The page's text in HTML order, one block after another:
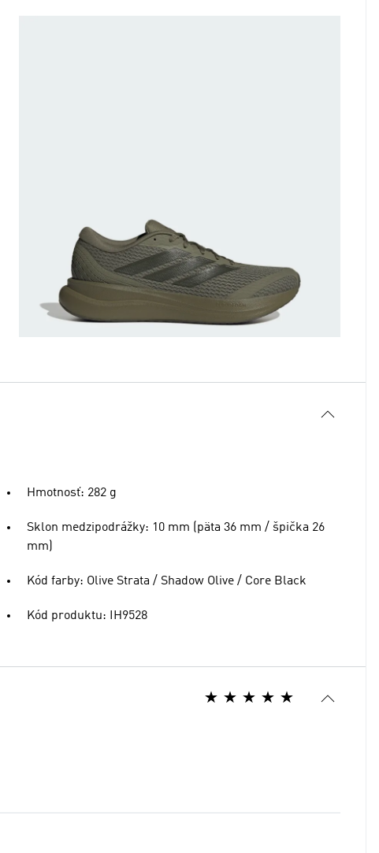
Hmotnosť: 282 g
Sklon medzipodrážky: 10 mm (päta 36 mm / špička 26
mm)
Kód farby: Olive Strata / Shadow Olive / Core Black
Kód produktu: IH9528